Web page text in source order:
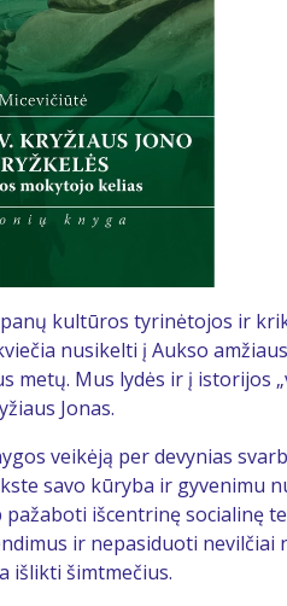
kultūros tyrinėtojos ir
nusikelti į Aukso
metų. Mus lydės ir į istorijos
Jonas.
veikėją per devynias
savo kūryba ir gyvenimu
pažaboti išcentrinę socialinę
ir nepasiduoti
išlikti šimtmečius.